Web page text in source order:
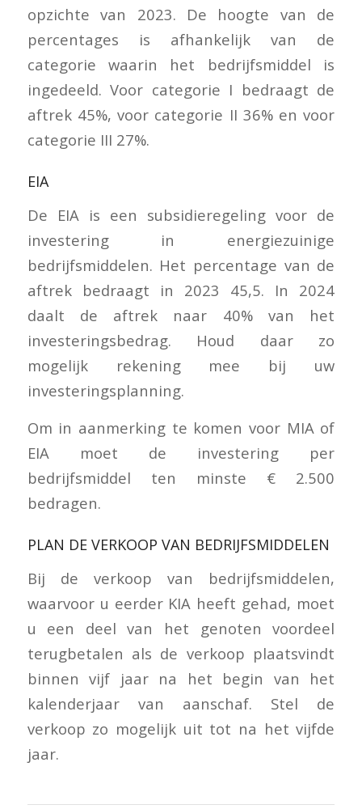
opzichte van 2023. De hoogte van de
percentages is afhankelijk van de
categorie waarin het bedrijfsmiddel is
ingedeeld. Voor categorie I bedraagt de
aftrek 45%, voor categorie II 36% en voor
categorie III 27%.
EIA
De EIA is een subsidieregeling voor de
investering in energiezuinige
bedrijfsmiddelen. Het percentage van de
aftrek bedraagt in 2023 45,5. In 2024
daalt de aftrek naar 40% van het
investeringsbedrag. Houd daar zo
mogelijk rekening mee bij uw
investeringsplanning.
Om in aanmerking te komen voor MIA of
EIA moet de investering per
bedrijfsmiddel ten minste € 2.500
bedragen.
PLAN DE VERKOOP VAN BEDRIJFSMIDDELEN
Bij de verkoop van bedrijfsmiddelen,
waarvoor u eerder KIA heeft gehad, moet
u een deel van het genoten voordeel
terugbetalen als de verkoop plaatsvindt
binnen vijf jaar na het begin van het
kalenderjaar van aanschaf. Stel de
verkoop zo mogelijk uit tot na het vijfde
jaar.